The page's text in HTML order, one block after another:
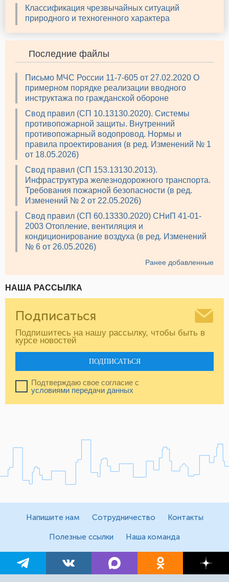
Классификация чрезвычайных ситуаций
природного и техногенного характера
Последние файлы
Письмо МЧС России 11-7-605 от 27.02.2020 О
примерном порядке реализации вводного
инструктажа по гражданской обороне
Свод правил (СП 10.13130.2020). Системы
противопожарной защиты. Внутренний
противопожарный водопровод. Нормы и
правила проектирования (в ред. Изменений № 1
от 18.05.2026)
Свод правил (СП 153.13130.2013).
Инфраструктура железнодорожного транспорта.
Требования пожарной безопасности (в ред.
Изменений № 2 от 22.05.2026)
Свод правил (СП 60.13330.2020) СНиП 41-01-
2003 Отопление, вентиляция и
кондиционирование воздуха (в ред. Изменений
№ 6 от 26.05.2026)
Ранее добавленные
НАША РАССЫЛКА
Подписаться
Подпишитесь на нашу рассылку, чтобы быть в
курсе новостей
ПОДПИСАТЬСЯ
Подтверждаю свое согласие с
условиями передачи данных
Напишите нам Сотрудничество Контакты
Полезные ссылки Наша команда